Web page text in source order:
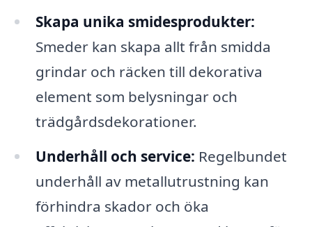
Skapa unika smidesprodukter:
Smeder kan skapa allt från smidda
grindar och räcken till dekorativa
element som belysningar och
trädgårdsdekorationer.
Underhåll och service: Regelbundet
underhåll av metallutrustning kan
förhindra skador och öka